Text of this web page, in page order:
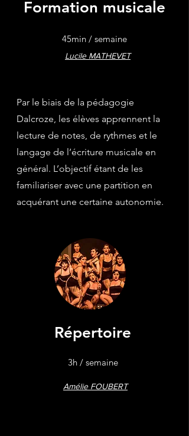
Formation musicale
45min / semaine
Lucile MATHEVET
Par le biais de la pédagogie
Dalcroze, les élèves apprennent la
lecture de notes, de rythmes et le
langage de l’écriture musicale en
général. L’objectif étant de les
familiariser avec une partition en
acquérant une certaine autonomie.
Répertoire
3h / semaine
Amélie FOUBERT